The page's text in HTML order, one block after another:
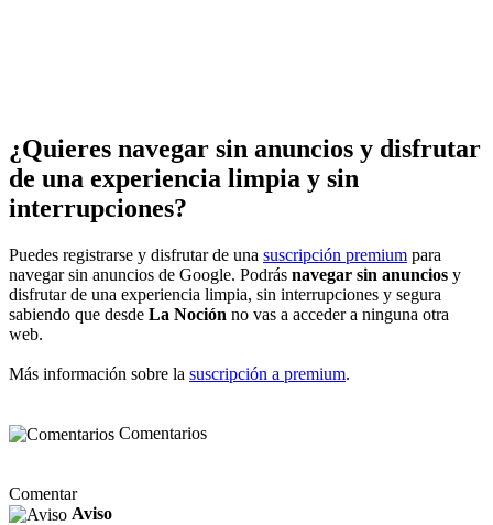
¿Quieres navegar sin anuncios y disfrutar
de una experiencia limpia y sin
interrupciones?
Puedes registrarse y disfrutar de una suscripción premium para
navegar sin anuncios de Google. Podrás navegar sin anuncios y
disfrutar de una experiencia limpia, sin interrupciones y segura
sabiendo que desde La Noción no vas a acceder a ninguna otra
web.
Más información sobre la suscripción a premium.
Comentarios
Comentar
Aviso